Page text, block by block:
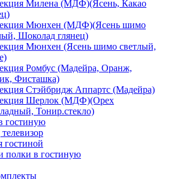
Милена (МДФ)(Ясень, Какао
Мюнхен (МДФ)(Ясень шимо
Шоколад глянец)
Мюнхен (Ясень шимо светлый,
Ромбус (Мадейра, Оранж,
Фисташка)
Стэйбридж Аппартс (Мадейра)
Шерлок (МДФ)(Орех
Тонир.стекло)
гостиную
полки в гостиную